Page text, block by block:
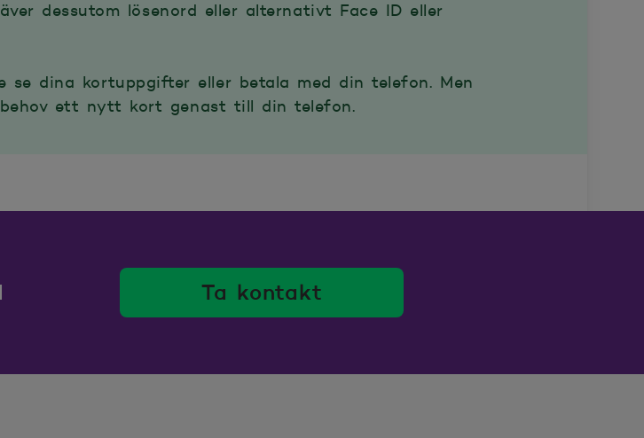
dessutom lösenord eller alternativt Face ID eller
dina kortuppgifter eller betala med din telefon. Men
ett nytt kort genast till din telefon.
Ta kontakt